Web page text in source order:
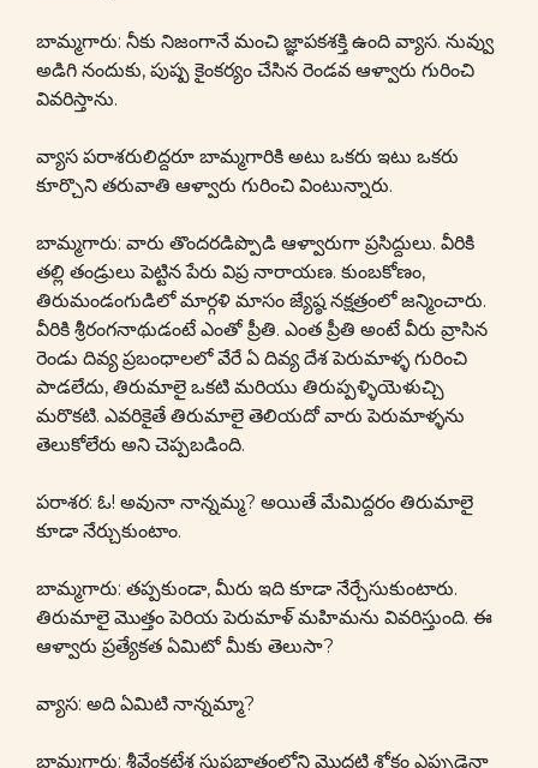
బామ్మగారు: నీకు నిజంగానే మంచి జ్ఞాపకశక్తి ఉంది వ్యాస. నువ్వు
అడిగి నందుకు, పుష్ప కైంకర్యం చేసిన రెండవ ఆళ్వారు గురించి
వివరిస్తాను.
వ్యాస పరాశరులిద్దరూ బామ్మగారికి అటు ఒకరు ఇటు ఒకరు
కూర్చొని తరువాతి ఆళ్వారు గురించి వింటున్నారు.
బామ్మగారు: వారు తొందరడిప్పొడి ఆళ్వారుగా ప్రసిద్దులు. వీరికి
తల్లి తండ్రులు పెట్టిన పేరు విప్ర నారాయణ. కుంబకోణం,
తిరుమండంగుడిలో మార్గళి మాసం జ్యేష్ఠ నక్షత్రంలో జన్మించారు.
వీరికి శ్రీరంగనాథుడంటే ఎంతో ప్రీతి. ఎంత ప్రీతి అంటే వీరు వ్రాసిన
రెండు దివ్య ప్రబంధాలలో వేరే ఏ దివ్య దేశ పెరుమాళ్ళ గురించి
పాడలేదు, తిరుమాలై ఒకటి మరియు తిరుప్పళ్ళియెళుచ్చి
మరొకటి. ఎవరికైతే తిరుమాలై తెలియదో వారు పెరుమాళ్ళను
తెలుకోలేరు అని చెప్పబడింది.
పరాశర: ఓ! అవునా నాన్నమ్మ? అయితే మేమిద్దరం తిరుమాలై
కూడా నేర్చుకుంటాం.
బామ్మగారు: తప్పకుండా, మీరు ఇది కూడా నేర్చేసుకుంటారు.
తిరుమాలై మొత్తం పెరియ పెరుమాళ్ మహిమను వివరిస్తుంది. ఈ
ఆళ్వారు ప్రత్యేకత ఏమిటో మీకు తెలుసా?
వ్యాస: అది ఏమిటి నాన్నమ్మా?
బామ్మగారు: శ్రీవేంకటేశ సుప్రభాతంలోని మొదటి శ్లోకం ఎప్పుడైనా